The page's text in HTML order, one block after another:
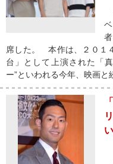
席した。 本作は、２０１
台」として上演された「
ー”といわれる今年、映画と